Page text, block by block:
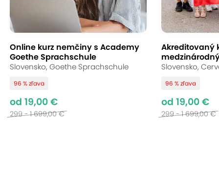
vzdať. Iba vy sami sa rozhodnete, či a kedy máte
chuť učiť sa tak, aby vám vyučovanie nenarušilo
žiadnu z vašich aktivít.
Online kurz nemčiny s Academy
Goethe Sprachschule
Slovensko, Goethe Sprachschule
96 % zľava
od 19,00 €
299 - 1 699,00 €
Akreditovaný
Slovensko,
96 % zľava
od 19,00 €
299 - 1 699,00 €